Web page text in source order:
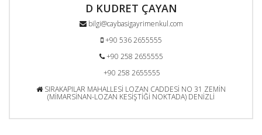
D KUDRET ÇAYAN
bilgi@caybasigayrimenkul.com
+90 536 2655555
+90 258 2655555
+90 258 2655555
SIRAKAPILAR MAHALLESİ LOZAN CADDESİ NO 31 ZEMİN
(MİMARSİNAN-LOZAN KESİŞTİĞİ NOKTADA) DENİZLİ